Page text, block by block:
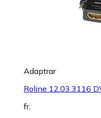
Adaptrar
Roline 12.03.3116
fr.